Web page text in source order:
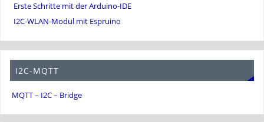
Erste Schritte mit der Arduino-IDE
I2C-WLAN-Modul mit Espruino
I2C-MQTT
MQTT – I2C – Bridge